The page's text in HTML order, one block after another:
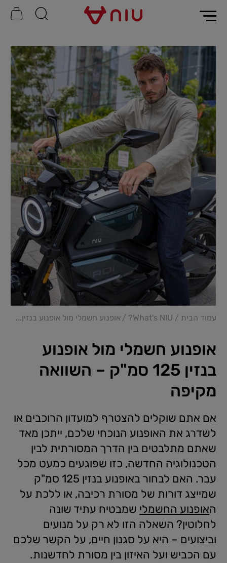
עמוד הבית What's NIU? אופנוע חשמלי מול אופנוע בנזין...
אופנוע חשמלי מול אופנוע
בנזין 125 סמ"ק – השוואה
מקיפה
אם אתם שוקלים להצטרף למועדון הרוכבים או
לשדרג את האופנוע הנוכחי שלכם, ייתכן מאד
שאתם מתלבטים בין הדרך המסורתית לבין
הטכנולוגיה החדשה, כזו שפוגעים כמעט מכל
עבר. האם לבחור באופנוע בנזין 125 סמ"ק
שמייצג דורות של מסורת רכיבה, או ללכת על
האופנוע החשמלי שמבטיח עתיד שונה
לחלוטין? השאלה הזו לא רק על מנועים
וביצועים – היא על סגנון חיים, על הקשר שלכם
עם הכביש ועל האיזון בין מסורת לחדשנות.